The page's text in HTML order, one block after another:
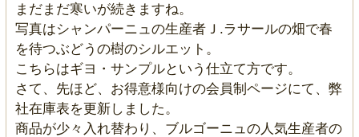
まだまだ寒いが続きますね。
写真はシャンパーニュの生産者Ｊ.ラサールの畑で春
を待つぶどうの樹のシルエット。
こちらはギヨ・サンプルという仕立て方です。
さて、先ほど、お得意様向けの会員制ページにて、弊
社在庫表を更新しました。
商品が少々入れ替わり、ブルゴーニュの人気生産者の